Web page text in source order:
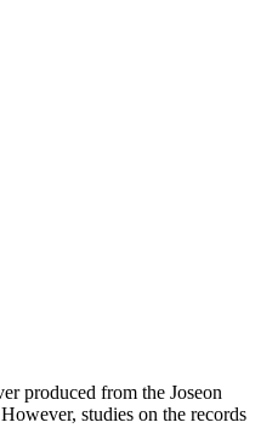
produced from the Joseon
studies on the records